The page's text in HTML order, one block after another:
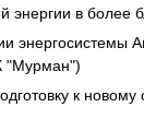
энергии в
энергосистемы
"Мурман")
к